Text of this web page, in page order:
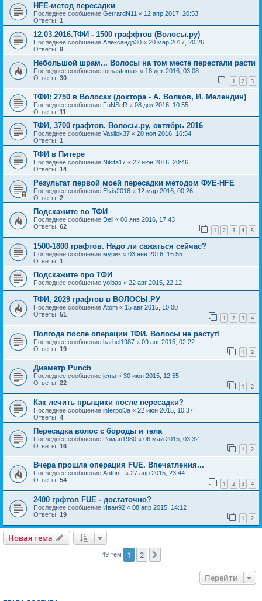
HFE-метод пересадки
Последнее сообщение GerrardN11 « 12 апр 2017, 20:53
Ответы: 1
12.03.2016.ТФИ - 1500 граффтов (Волосы.ру)
Последнее сообщение Александр30 « 20 мар 2017, 20:26
Ответы: 9
Небольшой шрам... Волосы на том месте перестали расти
Последнее сообщение tomastomas « 18 дек 2016, 03:08
Ответы: 30 1 2 3
ТФИ: 2750 в Волосах (доктора - А. Волков, И. Мелендин)
Последнее сообщение FuNSeR « 08 дек 2016, 10:55
Ответы: 11
ТФИ, 3700 графтов. Волосы.ру, октябрь 2016
Последнее сообщение Vasilok37 « 20 ноя 2016, 16:54
Ответы: 1
ТФИ в Питере
Последнее сообщение Nikita17 « 22 июн 2016, 20:46
Ответы: 14
Результат первой моей пересадки методом ФУЕ-HFE
Последнее сообщение Elvis2016 « 12 мар 2016, 00:26
Ответы: 2
Подскажите по ТФИ
Последнее сообщение Dell « 06 янв 2016, 17:43
Ответы: 62 1 2 3 4 5
1500-1800 графтов. Надо ли сажаться сейчас?
Последнее сообщение мурик « 03 янв 2016, 16:55
Ответы: 1
Подскажите про ТФИ
Последнее сообщение yolbas « 22 авг 2015, 22:12
ТФИ, 2029 графтов в ВОЛОСЫ.РУ
Последнее сообщение Atom « 15 авг 2015, 10:00
Ответы: 51 1 2 3 4
Полгода после операции ТФИ. Волосы не растут!
Последнее сообщение barbel1987 « 09 авг 2015, 02:22
Ответы: 19 1 2
Диаметр Punch
Последнее сообщение jema « 30 июн 2015, 12:55
Ответы: 22 1 2
Как лечить прыщики после пересадки?
Последнее сообщение interpol3a « 22 июн 2015, 10:37
Ответы: 4
Пересадка волос с бороды и тела
Последнее сообщение Роман1980 « 06 май 2015, 03:32
Ответы: 16 1 2
Вчера прошла операция FUE. Впечатления...
Последнее сообщение AntonF « 27 апр 2015, 23:44
Ответы: 54 1 2 3 4
2400 грфтов FUE - достаточно?
Последнее сообщение Иван92 « 08 апр 2015, 14:12
Ответы: 19 1 2
Новая тема
49 тем 1 2
Перейти